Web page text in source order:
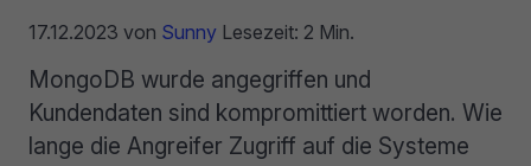
17.12.2023 von Sunny Lesezeit: 2 Min.
MongoDB wurde angegriffen und
Kundendaten sind kompromittiert worden. Wie
lange die Angreifer Zugriff auf die Systeme